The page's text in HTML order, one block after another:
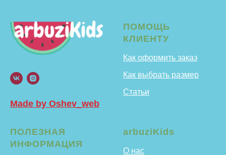
Made by Oshev_web
ПОМОЩЬ
КЛИЕНТУ
Как оформить заказ
Как выбрать размер
Статьи
ПОЛЕЗНАЯ
ИНФОРМАЦИЯ
arbuziKids
О нас